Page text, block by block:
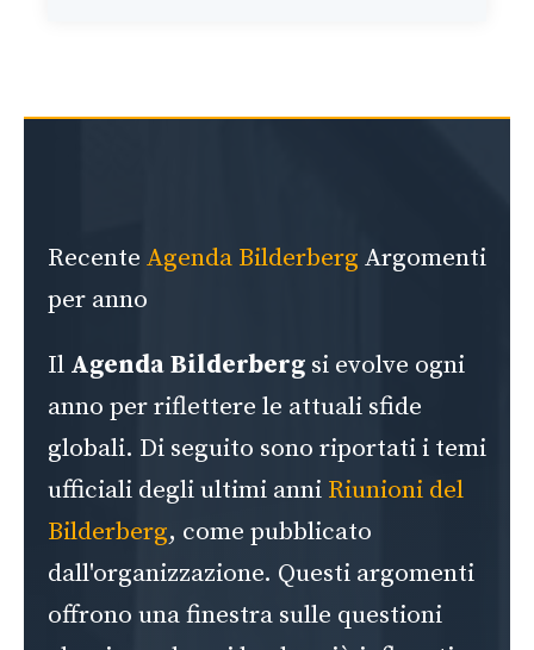
Recente Agenda Bilderberg Argomenti
per anno
Il Agenda Bilderberg si evolve ogni
anno per riflettere le attuali sfide
globali. Di seguito sono riportati i temi
ufficiali degli ultimi anni Riunioni del
Bilderberg, come pubblicato
dall'organizzazione. Questi argomenti
offrono una finestra sulle questioni